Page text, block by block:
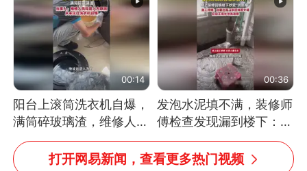
00:14
阳台上滚筒洗衣机自爆，
满筒碎玻璃渣，维修人员
称是人为原因，从未见过
洗衣机自爆
00:36
发泡水泥填不满，装修师
傅检查发现漏到楼下：出
风口未延伸到外墙
打开网易新闻，查看更多热门视频